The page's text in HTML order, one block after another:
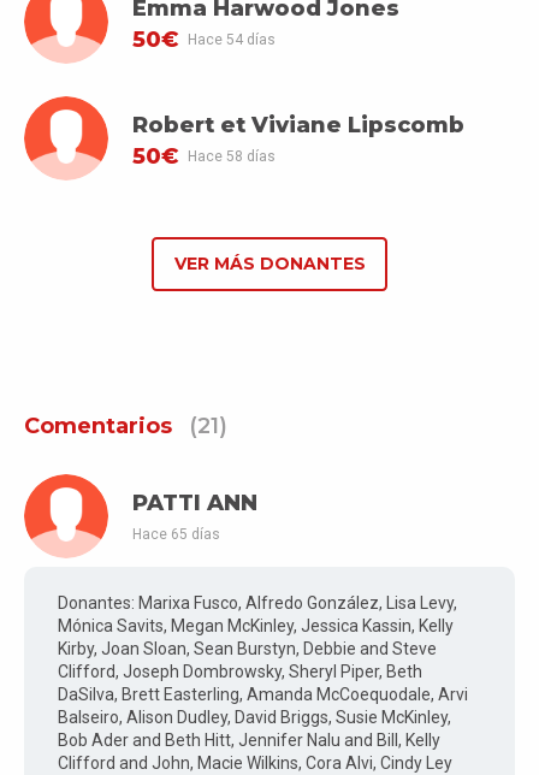
Emma Harwood Jones
50€
Hace 54 días
Robert et Viviane Lipscomb
50€
Hace 58 días
VER MÁS DONANTES
Comentarios (21)
PATTI ANN
Hace 65 días
Donantes: Marixa Fusco, Alfredo González, Lisa Levy,
Mónica Savits, Megan McKinley, Jessica Kassin, Kelly
Kirby, Joan Sloan, Sean Burstyn, Debbie and Steve
Clifford, Joseph Dombrowsky, Sheryl Piper, Beth
DaSilva, Brett Easterling, Amanda McCoequodale, Arvi
Balseiro, Alison Dudley, David Briggs, Susie McKinley,
Bob Ader and Beth Hitt, Jennifer Nalu and Bill, Kelly
Clifford and John, Macie Wilkins, Cora Alvi, Cindy Ley